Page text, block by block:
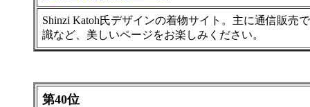
Shinzi Katoh氏デザインの着物サイト。主に通信販
識など、美しいページをお楽しみください。
第40位